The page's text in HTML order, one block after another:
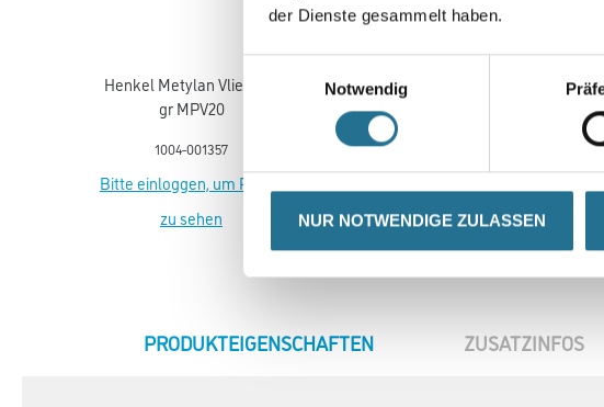
der Dienste gesammelt haben.
Notwendig
NUR NOTWENDIGE ZULASSEN
Henkel Metylan Vlies 180
gr MPV20
1004-001357
Bitte einloggen, um Preise
zu sehen
Henkel Metylan NP Hohe
Klebkraft 5,0 kg Universal
Granulat MNUG
1004-001395
zu sehen
CURRENT
PRODUKTEIGENSCHAFTEN ZUSATZINFOS